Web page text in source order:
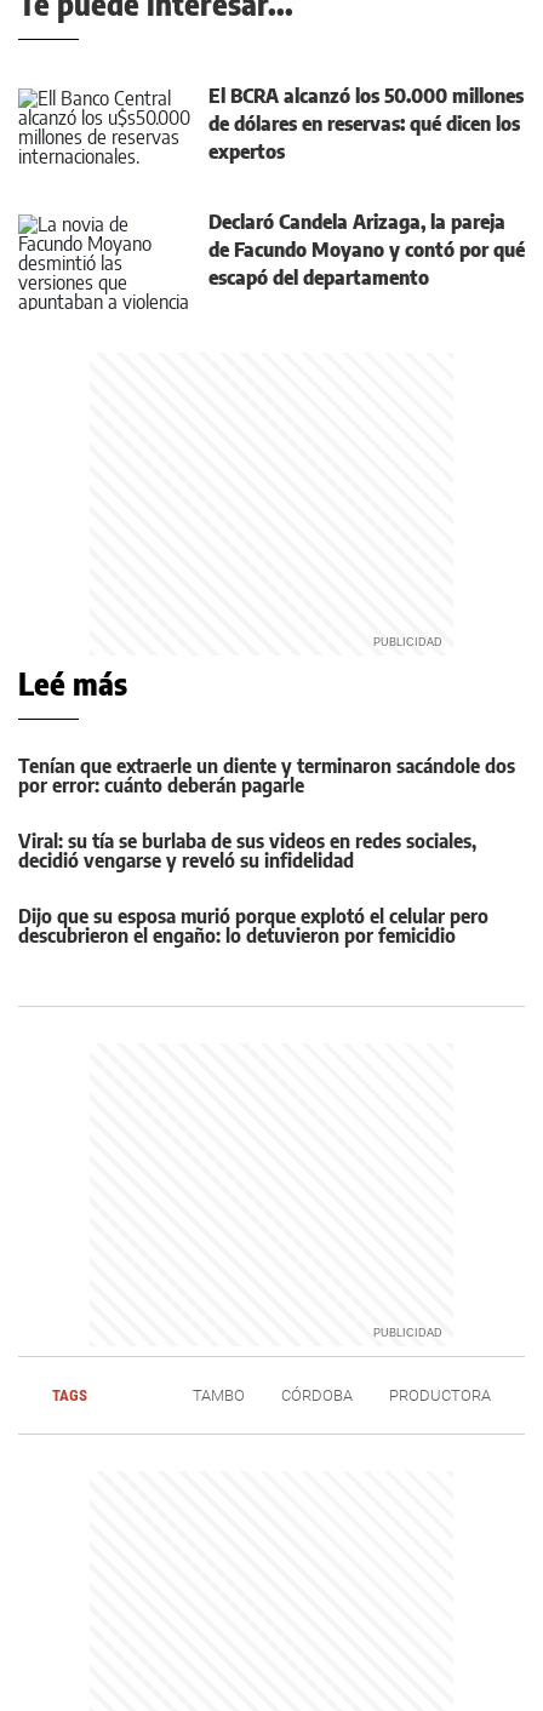
El BCRA alcanzó los 50.000 millones
de dólares en reservas: qué dicen los
expertos
Declaró Candela Arizaga, la pareja
de Facundo Moyano y contó por qué
escapó del departamento
Leé más
Tenían que extraerle un diente y terminaron sacándole dos
por error: cuánto deberán pagarle
Viral: su tía se burlaba de sus videos en redes sociales,
decidió vengarse y reveló su infidelidad
Dijo que su esposa murió porque explotó el celular pero
descubrieron el engaño: lo detuvieron por femicidio
TAGS TAMBO CÓRDOBA PRODUCTORA